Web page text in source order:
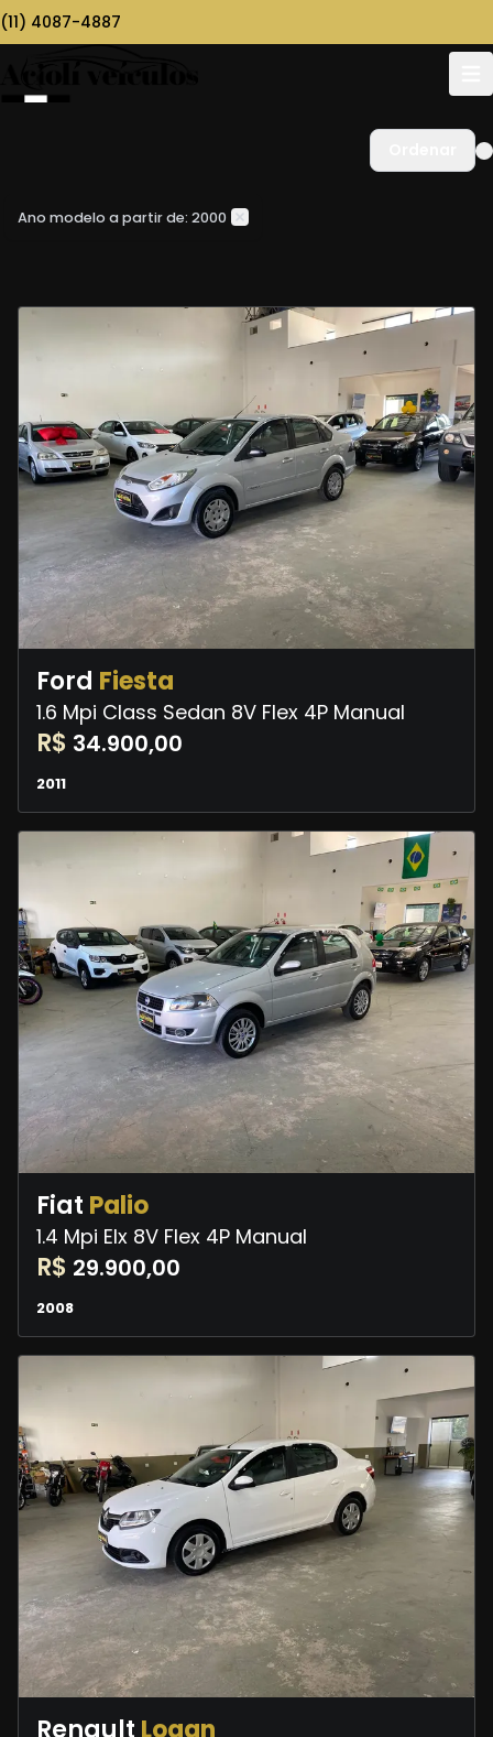
(11) 4087-4887
Ano modelo a partir de: 2000
Ford Fiesta
1.6 Mpi Class Sedan 8V Flex 4P Manual
R$ 34.900,00
2011
Fiat Palio
1.4 Mpi Elx 8V Flex 4P Manual
R$ 29.900,00
2008
Renault Logan